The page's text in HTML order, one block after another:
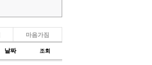
마음가짐
날짜 조회